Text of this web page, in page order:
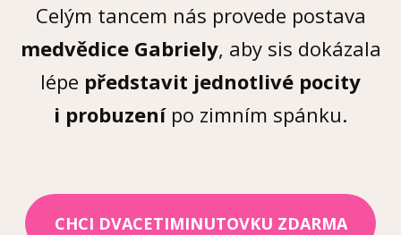
Celým tancem nás provede postava
medvědice Gabriely, aby sis dokázala
lépe představit jednotlivé pocity
i probuzenípo zimním spánku.
CHCI DVACETIMINUTOVKU ZDARMA